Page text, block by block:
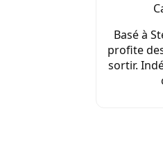
Basé à
profite
sortir.